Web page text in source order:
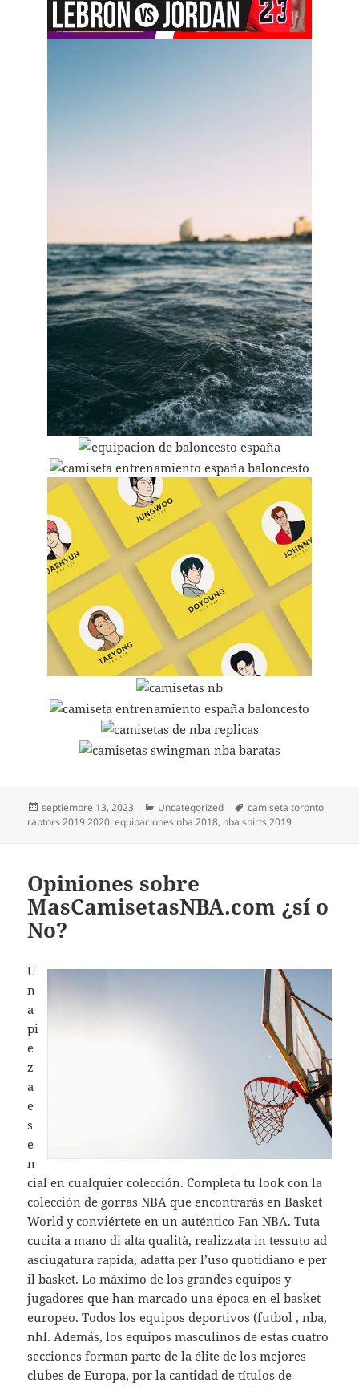
Publicado
el
septiembre 13, 2023 Categorías
Uncategorized Etiquetas
camiseta toronto
raptors 2019 2020,equipaciones nba 2018, nba shirts 2019
Opiniones sobre
MasCamisetasNBA.com ¿sí o
No?
U
n
a
pi
e
z
a
e
s
e
n
cial en cualquier colección. Completa tu look con la
colección de gorras NBA que encontrarás en Basket
World y conviértete en un auténtico Fan NBA. Tuta
cucita a mano di alta qualità, realizzata in tessuto ad
asciugatura rapida, adatta per l’uso quotidiano e per
il basket. Lo máximo de los grandes equipos y
jugadores que han marcado una época en el basket
europeo. Todos los equipos deportivos (futbol , nba,
nhl. Además, los equipos masculinos de estas cuatro
secciones forman parte de la élite de los mejores
clubes de Europa, por la cantidad de títulos de